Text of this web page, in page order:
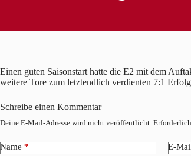
Einen guten Saisonstart hatte die E2 mit dem
weitere Tore zum letztendlich verdienten 7:1
Schreibe einen Kommentar
Deine E-Mail-Adresse wird nicht veröffentlicht.
Name * E-